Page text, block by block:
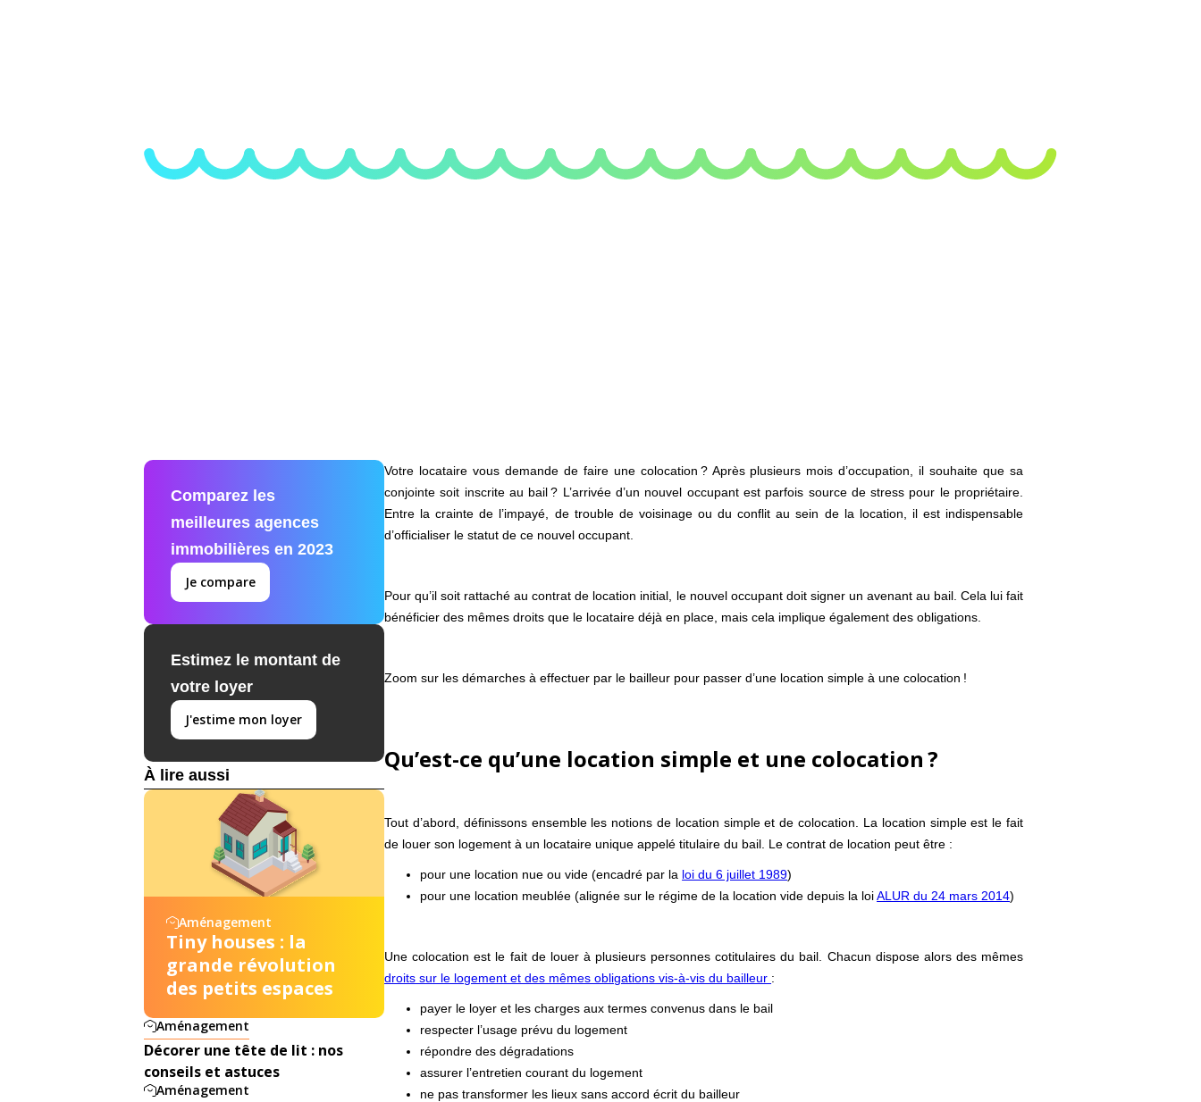
Comparez les
meilleures agences
immobilières en 2023
Je compare
Estimez le montant de
votre loyer
J'estime mon loyer
À lire aussi
Aménagement
Tiny houses : la
grande révolution
des petits espaces
Aménagement
Décorer une tête de lit : nos
conseils et astuces
Aménagement
Votre locataire vous demande de faire une colocation ? Après plusieurs mois d’occupation, il souhaite que sa
conjointe soit inscrite au bail ? L’arrivée d’un nouvel occupant est parfois source de stress pour le propriétaire.
Entre la crainte de l’impayé, de trouble de voisinage ou du conflit au sein de la location, il est indispensable
d’officialiser le statut de ce nouvel occupant.
Pour qu’il soit rattaché au contrat de location initial, le nouvel occupant doit signer un avenant au bail. Cela lui fait
bénéficier des mêmes droits que le locataire déjà en place, mais cela implique également des obligations.
Zoom sur les démarches à effectuer par le bailleur pour passer d’une location simple à une colocation !
Qu’est-ce qu’une location simple et une colocation ?
Tout d’abord, définissons ensemble les notions de location simple et de colocation. La location simple est le fait
de louer son logement à un locataire unique appelé titulaire du bail. Le contrat de location peut être :
pour une location nue ou vide (encadré par la loi du 6 juillet 1989)
pour une location meublée (alignée sur le régime de la location vide depuis la loiALUR du 24 mars 2014)
Une colocation est le fait de louer à plusieurs personnes cotitulaires du bail. Chacun dispose alors des mêmes
droits sur le logement et des mêmes obligations vis-à-vis du bailleur :
payer le loyer et les charges aux termes convenus dans le bail
respecter l’usage prévu du logement
répondre des dégradations
assurer l’entretien courant du logement
ne pas transformer les lieux sans accord écrit du bailleur